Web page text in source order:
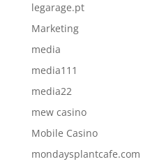
legarage.pt
Marketing
media
media111
media22
mew casino
Mobile Casino
mondaysplantcafe.com